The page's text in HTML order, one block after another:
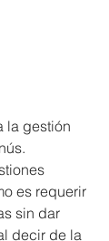
la gestión
es requerir
sin dar
decir de la